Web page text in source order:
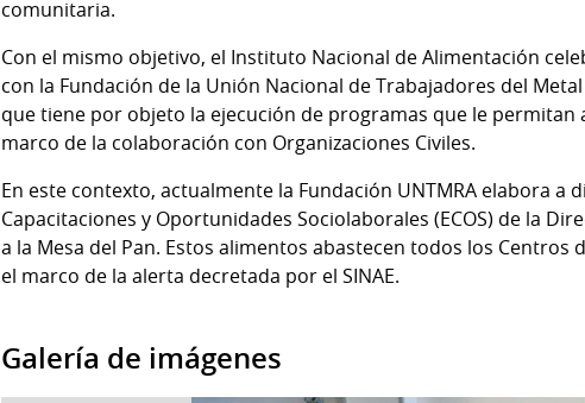
comunitaria.
Con el mismo objetivo, el Instituto Nacional de Alimentación
con la Fundación de la Unión Nacional de Trabajadores del
que tiene por objeto la ejecución de programas que le
marco de la colaboración con Organizaciones Civiles.
En este contexto, actualmente la Fundación UNTMRA elabora
Capacitaciones y Oportunidades Sociolaborales (ECOS) de la
a la Mesa del Pan. Estos alimentos abastecen todos los Centros
el marco de la alerta decretada por el SINAE.
Galería de imágenes